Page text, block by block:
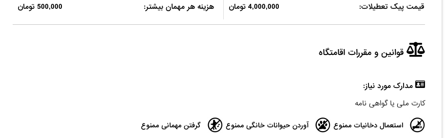
قیمت پیک تعطیلات: 4,000,000 تومان هزینه هر مهمان بیشتر: 500,000 تومان
قوانین و مقررات اقامتگاه
مدارک مورد نیاز:
کارت ملی یا گواهی نامه
استعمال دخانیات ممنوع آوردن حیوانات خانگی ممنوع گرفتن مهمانی ممنوع